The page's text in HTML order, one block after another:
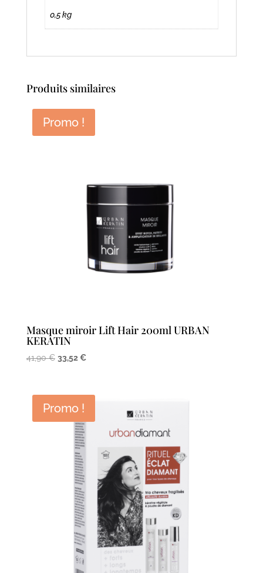
0,5 kg
Produits similaires
Promo !
Masque miroir Lift Hair 200ml URBAN
KERATIN
41,90€ Le
était :
41,90 €.
33,52€Le
est :
Promo !